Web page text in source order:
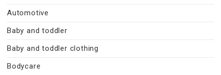
Automotive
Baby and toddler
Baby and toddler clothing
Bodycare